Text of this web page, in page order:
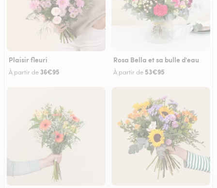
Plaisir fleuri
À partir de 36€95
Rosa Bella et sa bulle d'eau
À partir de 53€95